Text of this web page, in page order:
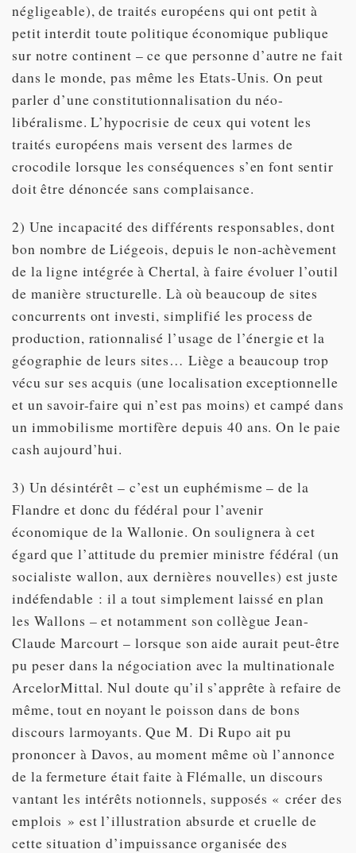
négligeable), de traités européens qui ont petit à
petit interdit toute politique économique publique
sur notre continent – ce que personne d’autre ne fait
dans le monde, pas même les Etats-Unis. On peut
parler d’une constitutionnalisation du néo-
libéralisme. L’hypocrisie de ceux qui votent les
traités européens mais versent des larmes de
crocodile lorsque les conséquences s’en font sentir
doit être dénoncée sans complaisance.
2) Une incapacité des différents responsables, dont
bon nombre de Liégeois, depuis le non-achèvement
de la ligne intégrée à Chertal, à faire évoluer l’outil
de manière structurelle. Là où beaucoup de sites
concurrents ont investi, simplifié les process de
production, rationnalisé l’usage de l’énergie et la
géographie de leurs sites… Liège a beaucoup trop
vécu sur ses acquis (une localisation exceptionnelle
et un savoir-faire qui n’est pas moins) et campé dans
un immobilisme mortifère depuis 40 ans. On le paie
cash aujourd’hui.
3) Un désintérêt – c’est un euphémisme – de la
Flandre et donc du fédéral pour l’avenir
économique de la Wallonie. On soulignera à cet
égard que l’attitude du premier ministre fédéral (un
socialiste wallon, aux dernières nouvelles) est juste
indéfendable : il a tout simplement laissé en plan
les Wallons – et notamment son collègue Jean-
Claude Marcourt – lorsque son aide aurait peut-être
pu peser dans la négociation avec la multinationale
ArcelorMittal. Nul doute qu’il s’apprête à refaire de
même, tout en noyant le poisson dans de bons
discours larmoyants. Que M. Di Rupo ait pu
prononcer à Davos, au moment même où l’annonce
de la fermeture était faite à Flémalle, un discours
vantant les intérêts notionnels, supposés « créer des
emplois » est l’illustration absurde et cruelle de
cette situation d’impuissance organisée des